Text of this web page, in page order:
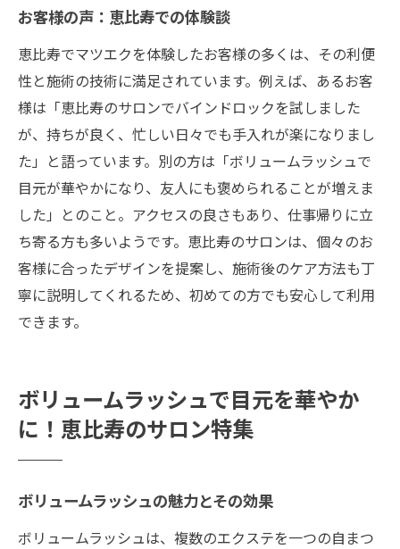
お客様の声：恵比寿での体験談
恵比寿でマツエクを体験したお客様の多くは、その利便
性と施術の技術に満足されています。例えば、あるお客
様は「恵比寿のサロンでバインドロックを試しました
が、持ちが良く、忙しい日々でも手入れが楽になりまし
た」と語っています。別の方は「ボリュームラッシュで
目元が華やかになり、友人にも褒められることが増えま
した」とのこと。アクセスの良さもあり、仕事帰りに立
ち寄る方も多いようです。恵比寿のサロンは、個々のお
客様に合ったデザインを提案し、施術後のケア方法も丁
寧に説明してくれるため、初めての方でも安心して利用
できます。
ボリュームラッシュで目元を華やか
に！恵比寿のサロン特集
ボリュームラッシュの魅力とその効果
ボリュームラッシュは、複数のエクステを一つの自まつ